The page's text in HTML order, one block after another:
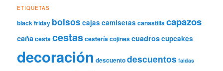
ETIQUETAS
black friday bolsos cajas camisetas canastillacapazos
cañacestacestascesteríacojinescuadroscupcakes
decoración descuentodescuentos faldas